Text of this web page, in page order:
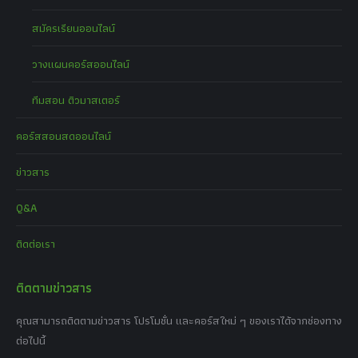
สมัครเรียนออนไลน์
วางแผนคอร์สออนไลน์
ทีมสอน ติวมาสเตอร์
คอร์สสอนสดออนไลน์
ข่าวสาร
Q&A
ติดต่อเรา
ติดตามข่าวสาร
คุณสามารถติดตามข่าวสาร โปรโมชั่น และคอร์สใหม่ ๆ ของเราได้จากช่องทาง
ต่อไปนี้